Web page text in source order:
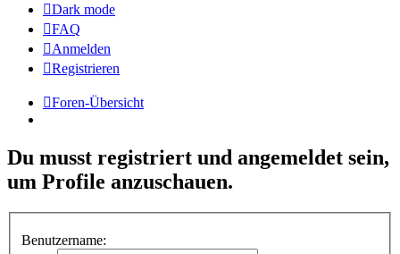
Dark mode
FAQ
Anmelden
Registrieren
Foren-Übersicht
Du musst registriert und angemeldet sein,
um Profile anzuschauen.
Benutzername: